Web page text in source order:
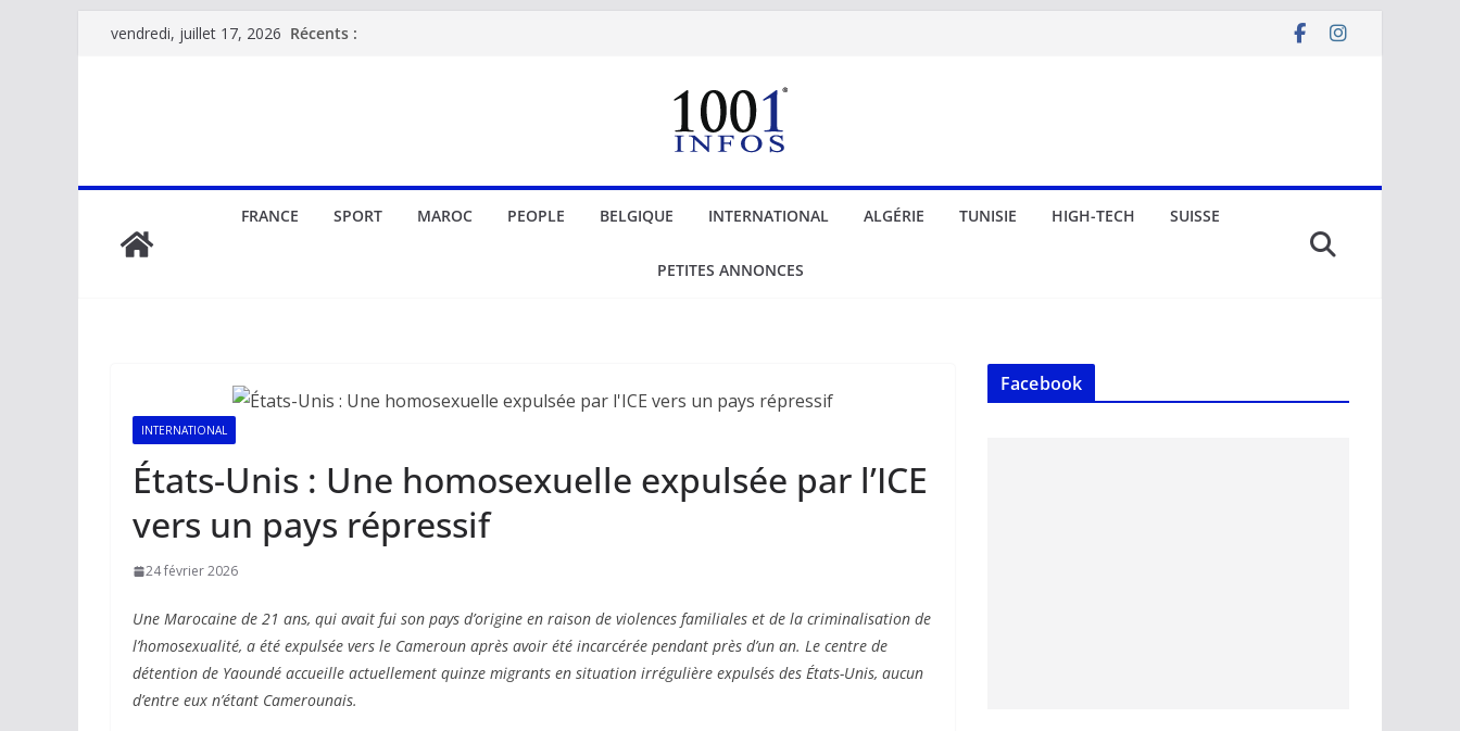
Passervendredi, juillet 17, 2026 Récents :
FRANCE SPORT MAROC PEOPLE BELGIQUE INTERNATIONAL ALGÉRIE TUNISIE HIGH-TECH SUISSE
PETITES ANNONCES
INTERNATIONAL
États-Unis : Une homosexuelle expulsée par l’ICE
vers un pays répressif
24 février 2026
Une Marocaine de 21 ans, qui avait fui son pays d’origine en raison de violences familiales et de la criminalisation de
l’homosexualité, a été expulsée vers le Cameroun après avoir été incarcérée pendant près d’un an. Le centre de
détention de Yaoundé accueille actuellement quinze migrants en situation irrégulière expulsés des États-Unis, aucun
d’entre eux n’étant Camerounais.
Facebook